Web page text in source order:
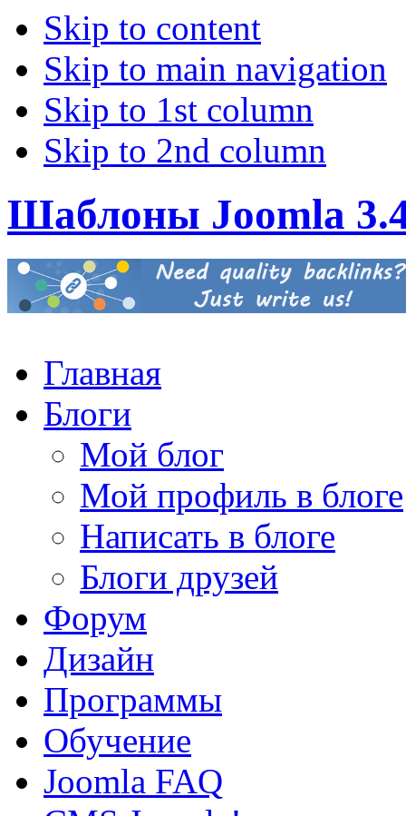
Skip to content
Skip to main navigation
Skip to 1st column
Skip to 2nd column
Шаблоны Joomla
Главная
Блоги
Мой блог
Мой профиль в блоге
Написать в блоге
Блоги друзей
Форум
Дизайн
Программы
Обучение
Joomla FAQ